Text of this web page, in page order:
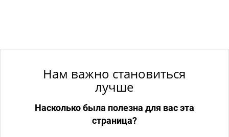
Нам важно становиться
лучше
Насколько была полезна для вас эта
страница?